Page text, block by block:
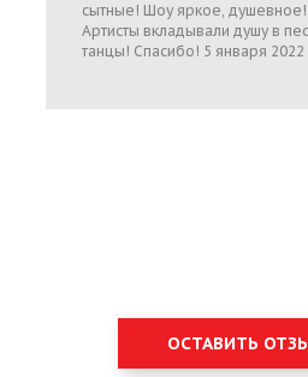
сытные! Шоу яркое, душевное!
Артисты вкладывали душу в
танцы! Спасибо! 5 января 2022
ОСТАВИТЬ